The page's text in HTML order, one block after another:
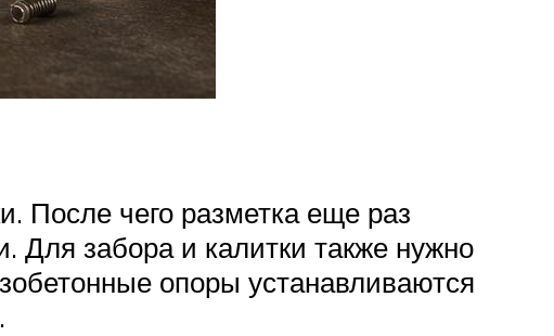
После чего разметка еще раз
Для забора и калитки также нужно
опоры устанавливаются